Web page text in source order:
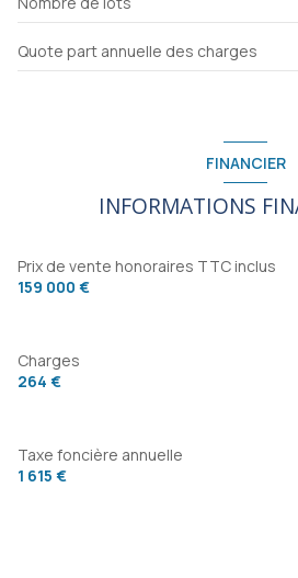
chambre
Quote part annuelle des charges
FINANCIER
INFORMATIONS
Prix de vente honoraires TTC inclus
159 000 €
Charges
264 €
Taxe foncière annuelle
1 615 €